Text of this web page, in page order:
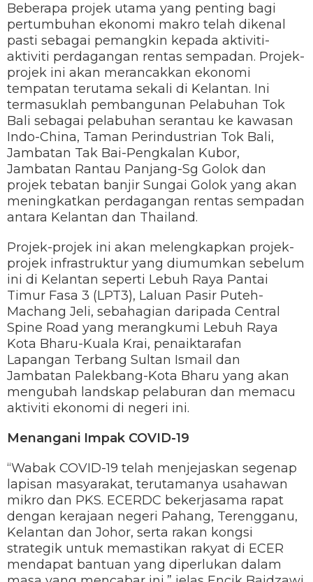
Beberapa projek utama yang penting bagi
pertumbuhan ekonomi makro telah dikenal
pasti sebagai pemangkin kepada aktiviti-
aktiviti perdagangan rentas sempadan. Projek-
projek ini akan merancakkan ekonomi
tempatan terutama sekali di Kelantan. Ini
termasuklah pembangunan Pelabuhan Tok
Bali sebagai pelabuhan serantau ke kawasan
Indo-China, Taman Perindustrian Tok Bali,
Jambatan Tak Bai-Pengkalan Kubor,
Jambatan Rantau Panjang-Sg Golok dan
projek tebatan banjir Sungai Golok yang akan
meningkatkan perdagangan rentas sempadan
antara Kelantan dan Thailand.
Projek-projek ini akan melengkapkan projek-
projek infrastruktur yang diumumkan sebelum
ini di Kelantan seperti Lebuh Raya Pantai
Timur Fasa 3 (LPT3), Laluan Pasir Puteh-
Machang Jeli, sebahagian daripada Central
Spine Road yang merangkumi Lebuh Raya
Kota Bharu-Kuala Krai, penaiktarafan
Lapangan Terbang Sultan Ismail dan
Jambatan Palekbang-Kota Bharu yang akan
mengubah landskap pelaburan dan memacu
aktiviti ekonomi di negeri ini.
Menangani Impak COVID-19
“Wabak COVID-19 telah menjejaskan segenap
lapisan masyarakat, terutamanya usahawan
mikro dan PKS. ECERDC bekerjasama rapat
dengan kerajaan negeri Pahang, Terengganu,
Kelantan dan Johor, serta rakan kongsi
strategik untuk memastikan rakyat di ECER
mendapat bantuan yang diperlukan dalam